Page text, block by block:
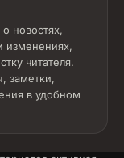
новостях,
изменениях,
читателя.
заметки,
в удобном